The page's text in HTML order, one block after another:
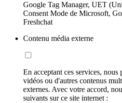
Google Tag Manager, UET
Consent Mode de Microsoft,
Freshchat
Contenu média externe
En acceptant ces services,
vidéos ou d'autres contenus
externes. Avec votre accord,
suivants sur ce site internet :